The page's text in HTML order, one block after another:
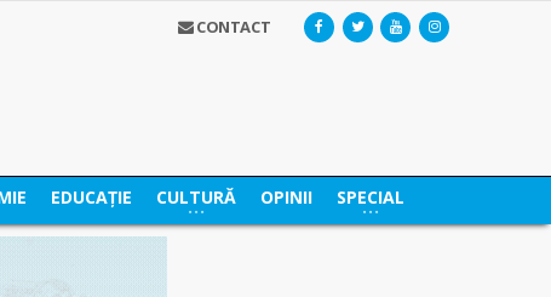
CONTACT
EDUCAȚIE CULTURĂ OPINII SPECIAL